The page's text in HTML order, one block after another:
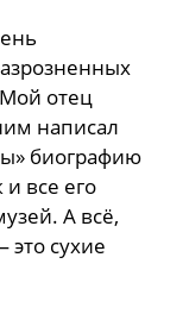
отец
написал
биографию
и все его
А всё,
это сухие